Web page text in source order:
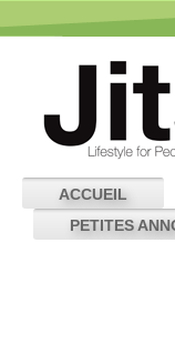
ACCUEIL
PETITES